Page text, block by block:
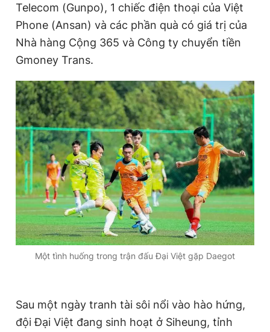
Telecom (Gunpo), 1 chiếc điện thoại của Việt
Phone (Ansan) và các phần quà có giá trị của
Nhà hàng Cộng 365 và Công ty chuyển tiền
Gmoney Trans.
Một tình huống trong trận đấu Đại Việt gặp Daegot
Sau một ngày tranh tài sôi nổi vào hào hứng,
đội Đại Việt đang sinh hoạt ở Siheung, tỉnh